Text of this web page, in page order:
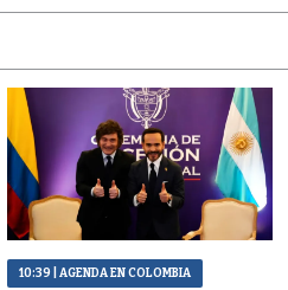
10:39 | AGENDA EN COLOMBIA